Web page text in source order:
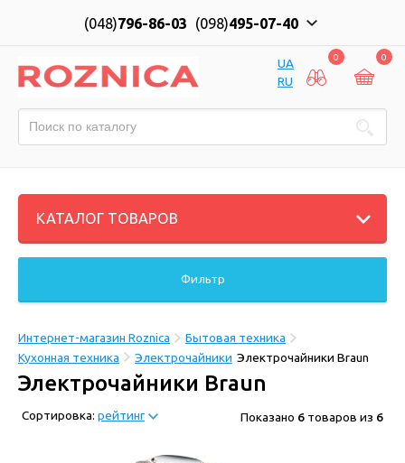
(048)796-86-03 (098)495-07-40
UA
RU
0 0
КАТАЛОГ ТОВАРОВ
Фильтр
Интернет-магазин Roznica
Бытовая техника
Кухонная техника
Электрочайники Электрочайники Braun
Электрочайники Braun
Сортировка: рейтинг Показано 6 товаров из 6